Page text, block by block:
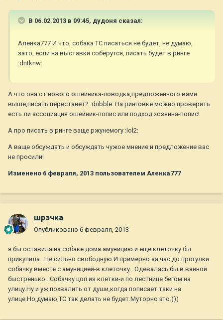
В 06.02.2013 в 09:45, дудоня сказал:
Аленка777 И что, собака ТС писаться не будет, не думаю,
зато, если на выставки соберутся, писать будет в ринге
:dntknw:
А что она от нового ошейника-поводка,предложенного вами
выше,писать перестанет? :dribble: На ринговке можно проверить
есть ли ассоциация ошейник-попис или подход хозяина-попис!
А про писать в ринге ваще ржунемогу :lol2:
А ваще обсуждать и обсуждать чужое мнение и предложение вас
не просили!
Изменено 6 февраля, 2013 пользователем Аленка777
шрэчка
Опубликовано 6 февраля, 2013
я бы оставила на собаке дома амуницию и еще клеточку бы
прикупила...Не сильно свободную.И примерно за час до прогулки
собачку вместе с амуницией-в клеточку...Одевалась бы в ванной
быстренько...Собачку цоп из клетки-и по лестнице бегом на
улицу.Ну и уж похвалить от души,когда пописает таки на
улице.Но,думаю,ТС так делать не будет.Муторно это.)))